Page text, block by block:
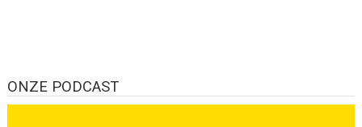
ONZE PODCAST